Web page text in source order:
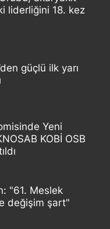
liderliğini 18. kez
güçlü ilk yarı
Yeni
KOBİ OSB
"61. Meslek
değişim şart"